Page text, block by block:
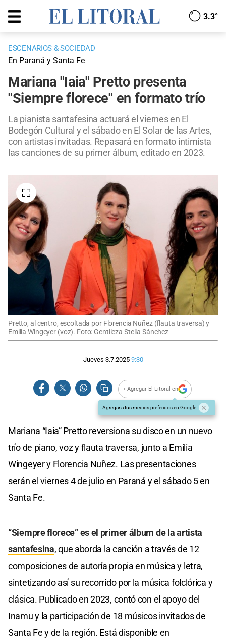
3.3°
ESCENARIOS & SOCIEDAD
En Paraná y Santa Fe
Mariana "Iaia" Pretto presenta
"Siempre florece" en formato trío
La pianista santafesina actuará el viernes en El
Bodegón Cultural y el sábado en El Solar de las Artes,
con artistas invitadas. Repasará en formato intimista
las canciones de su primer álbum, editado en 2023.
Pretto, al centro, escoltada por Florencia Nuñez (flauta traversa) y
Emilia Wingeyer (voz). Foto: Gentileza Stella Sánchez
Jueves 3.7.2025 9:30
+ Agregar El Litoral en
Agregar a tus medios preferidos en Google
Mariana “Iaia” Pretto reversiona su disco en un nuevo
trío de piano, voz y flauta traversa, junto a Emilia
Wingeyer y Florencia Nuñez. Las presentaciones
serán el viernes 4 de julio en Paraná y el sábado 5 en
Santa Fe.
“Siempre florece” es el primer álbum de la artista
santafesina, que aborda la canción a través de 12
composiciones de autoría propia en música y letra,
sintetizando así su recorrido por la música folclórica y
clásica. Publicado en 2023, contó con el apoyo del
Inamu y la participación de 18 músicos invitados de
Santa Fe y de la región. Está disponible en